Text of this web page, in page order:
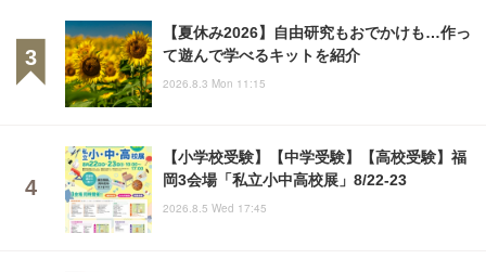
【夏休み2026】自由研究もおでかけも…作っ
て遊んで学べるキットを紹介
2026.8.3 Mon 11:15
【小学校受験】【中学受験】【高校受験】福
岡3会場「私立小中高校展」8/22-23
2026.8.5 Wed 17:45